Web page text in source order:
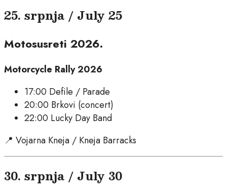
25. srpnja / July 25
Motosusreti 2026.
Motorcycle Rally 2026
17:00 Defile / Parade
20:00 Brkovi (concert)
22:00 Lucky Day Band
📍 Vojarna Kneja / Kneja Barracks
30. srpnja / July 30